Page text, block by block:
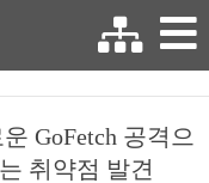
GoFetch 공격으
취약점 발견